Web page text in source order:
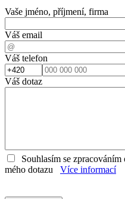
Vaše jméno, příjmení, firma
Váš email
Váš telefon
Váš dotaz
Souhlasím se
mého dotazu
Více informací